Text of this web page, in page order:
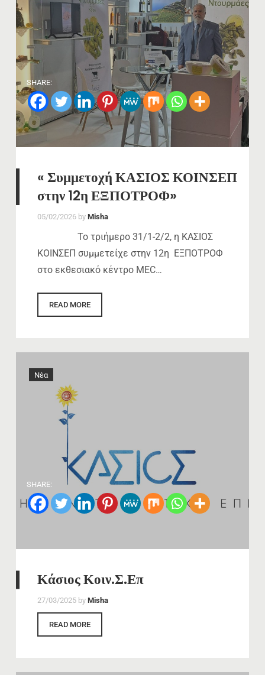
SHARE:
« Συμμετοχή ΚΑΣΙΟΣ ΚΟΙΝΣΕΠ
στην 12η ΕΞΠΟΤΡΟΦ»
05/02/2026 by Misha
Το τριήμερο 31/1-2/2, η ΚΑΣΙΟΣ
ΚΟΙΝΣΕΠ συμμετείχε στην 12η ΕΞΠΟΤΡΟΦ
στο εκθεσιακό κέντρο MEC…
READ MORE
Νέα
SHARE:
Κάσιος Κοιν.Σ.Επ
27/03/2025 by Misha
READ MORE